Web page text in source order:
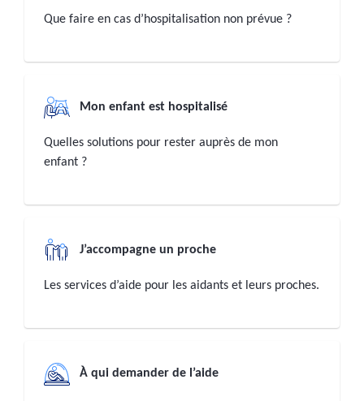
Que faire en cas d’hospitalisation non prévue ?
Mon enfant est hospitalisé
Quelles solutions pour rester auprès de mon
enfant ?
J’accompagne un proche
Les services d’aide pour les aidants et leurs proches.
À qui demander de l’aide